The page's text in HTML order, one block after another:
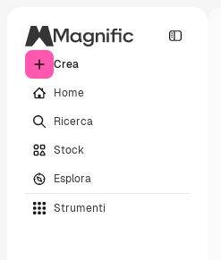
Crea
Home
Ricerca
Stock
Esplora
Strumenti